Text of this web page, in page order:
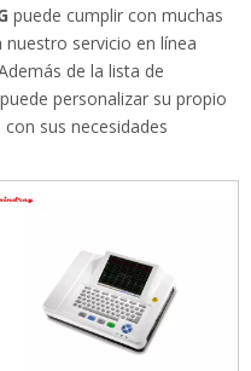
puede cumplir con muchas
servicio en línea
de la lista de
personalizar su propio
sus necesidades